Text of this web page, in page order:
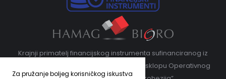
Za pružanje boljeg korisničkog iskustva
Krajnji primatelj financijskog instrumenta sufinanciranog iz
Europskog fonda za regionalni razvoj u sklopu Operativnog